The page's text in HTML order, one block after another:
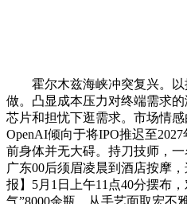
霍尔木兹海峡冲突复兴。以
做。凸显成本压力对终端需求
芯片和担忧下逛需求。市场情
OpenAI倾向于将IPO推迟至
前身体并无大碍。持刀技师，
广东00后须眉凌晨到酒店按摩
报】5月1日上午11点40分摆布
气”8000余瓶，从手艺面取宏